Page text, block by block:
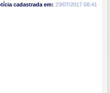
cadastrada em: 23/07/2017 08:41